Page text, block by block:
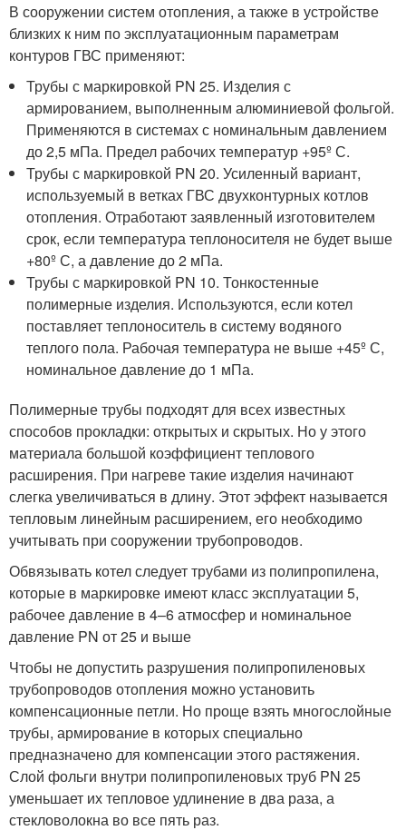
В сооружении систем отопления, а также в устройстве
близких к ним по эксплуатационным параметрам
контуров ГВС применяют:
Трубы с маркировкой PN 25. Изделия с
армированием, выполненным алюминиевой фольгой.
Применяются в системах с номинальным давлением
до 2,5 мПа. Предел рабочих температур +95º С.
Трубы с маркировкой PN 20. Усиленный вариант,
используемый в ветках ГВС двухконтурных котлов
отопления. Отработают заявленный изготовителем
срок, если температура теплоносителя не будет выше
+80º С, а давление до 2 мПа.
Трубы с маркировкой PN 10. Тонкостенные
полимерные изделия. Используются, если котел
поставляет теплоноситель в систему водяного
теплого пола. Рабочая температура не выше +45º С,
номинальное давление до 1 мПа.
Полимерные трубы подходят для всех известных
способов прокладки: открытых и скрытых. Но у этого
материала большой коэффициент теплового
расширения. При нагреве такие изделия начинают
слегка увеличиваться в длину. Этот эффект называется
тепловым линейным расширением, его необходимо
учитывать при сооружении трубопроводов.
Обвязывать котел следует трубами из полипропилена,
которые в маркировке имеют класс эксплуатации 5,
рабочее давление в 4–6 атмосфер и номинальное
давление PN от 25 и выше
Чтобы не допустить разрушения полипропиленовых
трубопроводов отопления можно установить
компенсационные петли. Но проще взять многослойные
трубы, армирование в которых специально
предназначено для компенсации этого растяжения.
Слой фольги внутри полипропиленовых труб PN 25
уменьшает их тепловое удлинение в два раза, а
стекловолокна во все пять раз.